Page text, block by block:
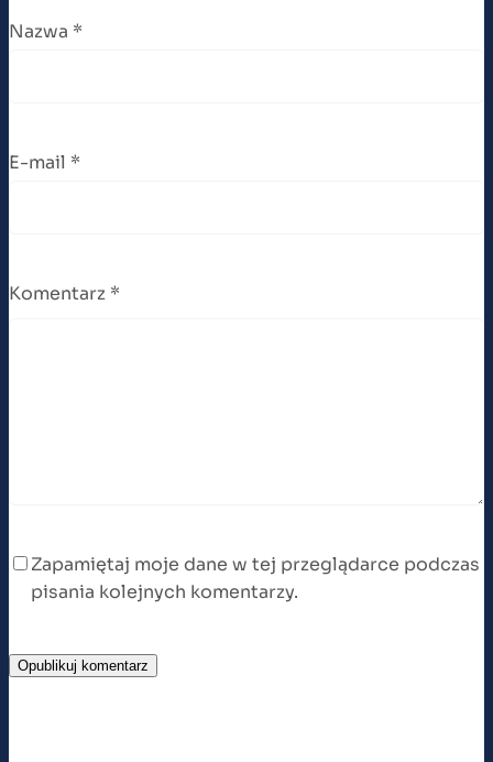
Nazwa *
E-mail *
Komentarz *
Zapamiętaj moje dane w tej przeglądarce podczas
pisania kolejnych komentarzy.